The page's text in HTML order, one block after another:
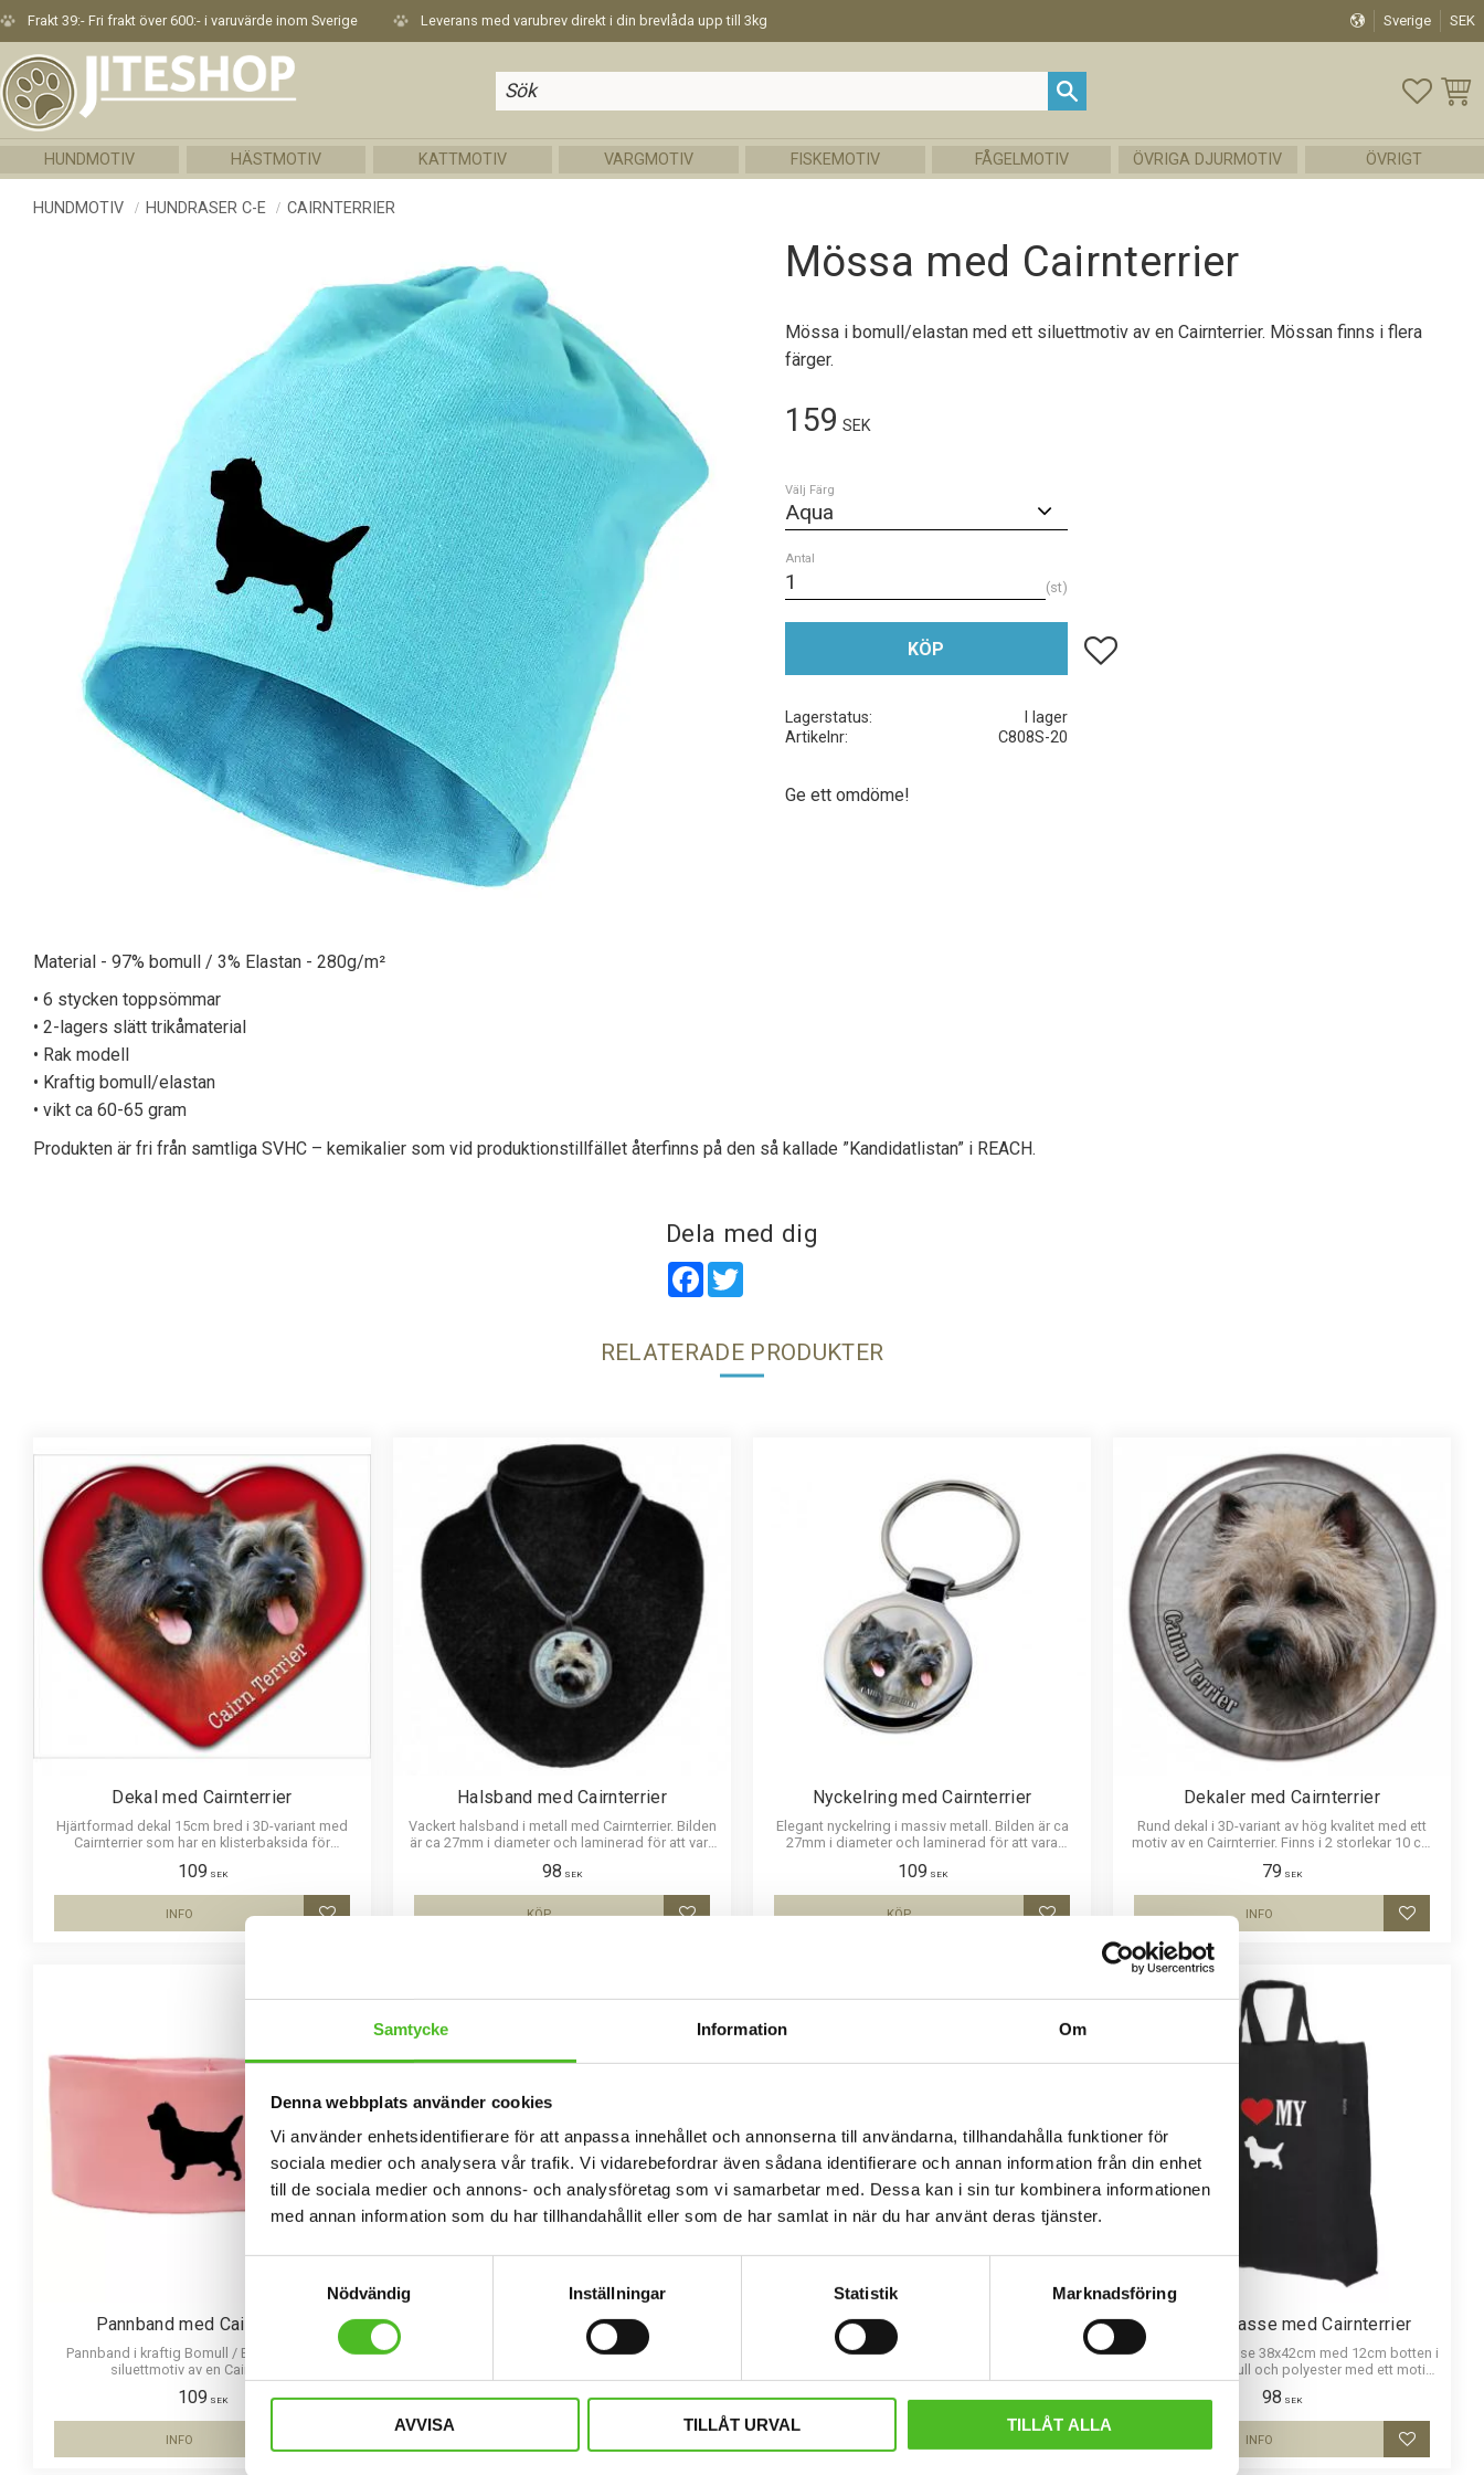
Samtycke Information Om
Denna webbplats använder cookies
Vi använder enhetsidentifierare för att anpassa innehållet och annonserna till användarna, tillhandahålla funktioner för
sociala medier och analysera vår trafik. Vi vidarebefordrar även sådana identifierare och annan information från din enhet
till de sociala medier och annons- och analysföretag som vi samarbetar med. Dessa kan i sin tur kombinera informationen
med annan information som du har tillhandahållit eller som de har samlat in när du har använt deras tjänster.
Nödvändig
Inställningar Statistik Marknadsföring
AVVISA TILLÅT URVAL TILLÅT ALLA
Frakt 39:- Fri frakt över 600:- i varuvärde inom Sverige Leverans med varubrev direkt i din brevlåda upp till 3kg Sverige SEK
HUNDMOTIV HÄSTMOTIV KATTMOTIV VARGMOTIV FISKEMOTIV FÅGELMOTIV ÖVRIGA DJURMOTIV ÖVRIGT
HUNDMOTIV HUNDRASER C-E CAIRNTERRIER
Mössa med Cairnterrier
Mössa i bomull/elastan med ett siluettmotiv av en Cairnterrier. Mössan finns i flera
färger.
159 SEK
Välj Färg
Antal
st
KÖP Lägg till i favoriter
Lagerstatus
I lager
Artikelnr
C808S-20
Ge ett omdöme!
Material - 97% bomull / 3% Elastan - 280g/m²
• 6 stycken toppsömmar
• 2-lagers slätt trikåmaterial
• Rak modell
• Kraftig bomull/elastan
• vikt ca 60-65 gram
Produkten är fri från samtliga SVHC – kemikalier som vid produktionstillfället återfinns på den så kallade ”Kandidatlistan” i REACH.
Dela med dig
Facebook
RELATERADE PRODUKTER
Dekal med Cairnterrier
Hjärtformad dekal 15cm bred i 3D-variant med
Cairnterrier som har en klisterbaksida för
109 SEK
INFO
Halsband med Cairnterrier
Vackert halsband i metall med Cairnterrier. Bilden
är ca 27mm i diameter och laminerad för att vara
98 SEK
KÖP
Nyckelring med Cairnterrier
Elegant nyckelring i massiv metall. Bilden är ca
27mm i diameter och laminerad för att vara
109 SEK
KÖP
Dekaler med Cairnterrier
Rund dekal i 3D-variant av hög kvalitet med ett
motiv av en Cairnterrier. Finns i 2 storlekar 10 cm
79 SEK
Lägg till i
INFO
Pannband med Cairnterrier
Pannband i kraftig Bomull / Elastan med ett
siluettmotiv av en Cairnterrier.
109 SEK
Lägg till i favoriter
INFO
Keps med Cairnterrier
Melerad keps i 100% polyester med snygg
Cairnterrier
169SEK
Lägg till i favoriter
Keps med en Cairnterrier
Keps i borstad bomullstwill med böjd skärm och
Cairnterrier.
159SEK
Lägg till i favoriter
Shoppingkasse med Cairnterrier
Miljövänlig tygkasse 38x42cm med 12cm botten i
återanvänd bomull och polyester med ett motiv
av Cairnterrier. Motivstorlek ca 18 x 15 cm.
98 SEK
Lägg till i
INFO